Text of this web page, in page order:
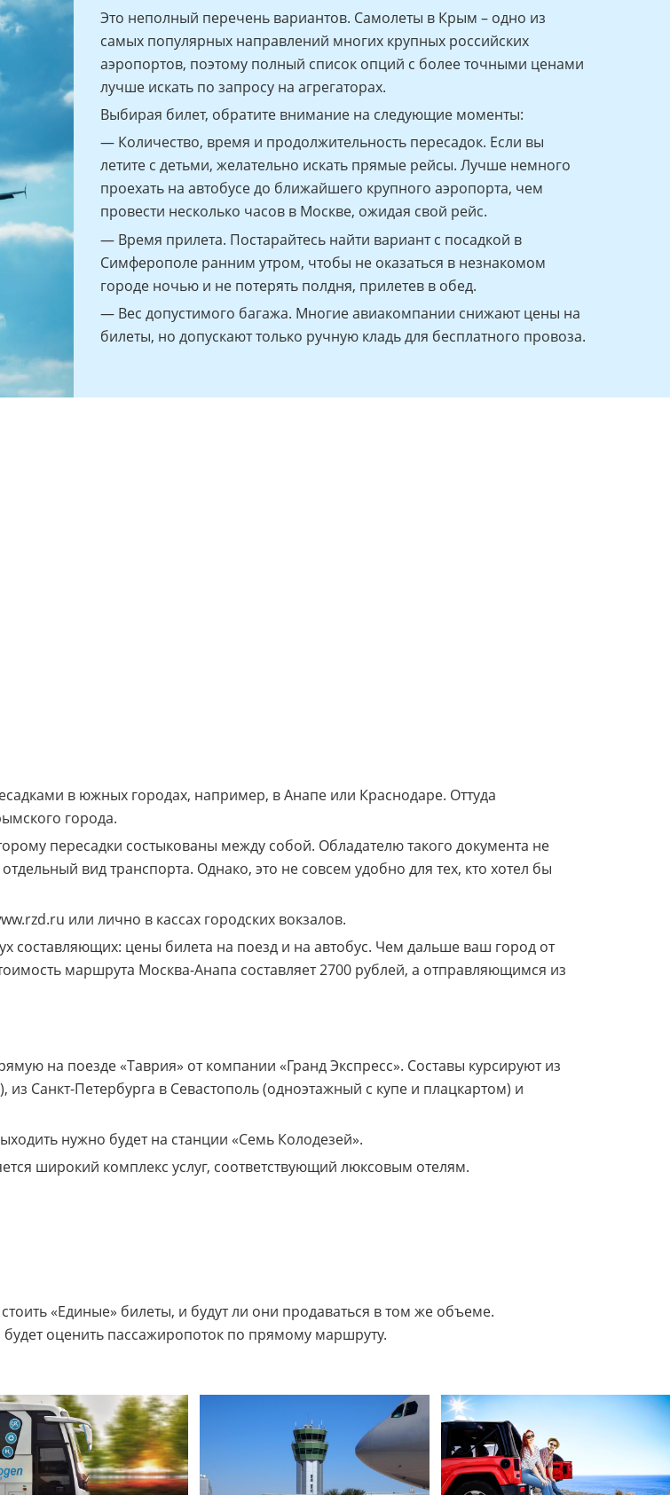
Это неполный перечень вариантов. Самолеты в Крым – одно из
самых популярных направлений многих крупных российских
аэропортов, поэтому полный список опций с более точными ценами
лучше искать по запросу на агрегаторах.
Выбирая билет, обратите внимание на следующие моменты:
— Количество, время и продолжительность пересадок. Если вы
летите с детьми, желательно искать прямые рейсы. Лучше немного
проехать на автобусе до ближайшего крупного аэропорта, чем
провести несколько часов в Москве, ожидая свой рейс.
— Время прилета. Постарайтесь найти вариант с посадкой в
Симферополе ранним утром, чтобы не оказаться в незнакомом
городе ночью и не потерять полдня, прилетев в обед.
— Вес допустимого багажа. Многие авиакомпании снижают цены на
билеты, но допускают только ручную кладь для бесплатного провоза.
в южных городах, например, в Анапе или Краснодаре. Оттуда
города.
пересадки состыкованы между собой. Обладателю такого документа не
вид транспорта. Однако, это не совсем удобно для тех, кто хотел бы
или лично в кассах городских вокзалов.
составляющих: цены билета на поезд и на автобус. Чем дальше ваш город от
маршрута Москва-Анапа составляет 2700 рублей, а отправляющимся из
на поезде «Таврия» от компании «Гранд Экспресс». Составы курсируют из
Санкт-Петербурга в Севастополь (одноэтажный с купе и плацкартом) и
нужно будет на станции «Семь Колодезей».
широкий комплекс услуг, соответствующий люксовым отелям.
«Единые» билеты, и будут ли они продаваться в том же объеме.
оценить пассажиропоток по прямому маршруту.